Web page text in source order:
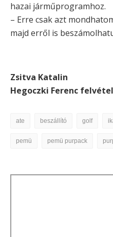
hazai járműprogramhoz.
– Erre csak azt
majd erről is
Zsitva Katalin
Hegoczki Ferenc
ate beszállító golf
pemü pemü purpack